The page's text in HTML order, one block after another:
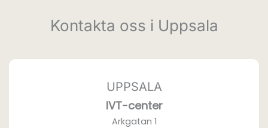
Kontakta oss i Uppsala
UPPSALA
IVT-center
Arkgatan 1